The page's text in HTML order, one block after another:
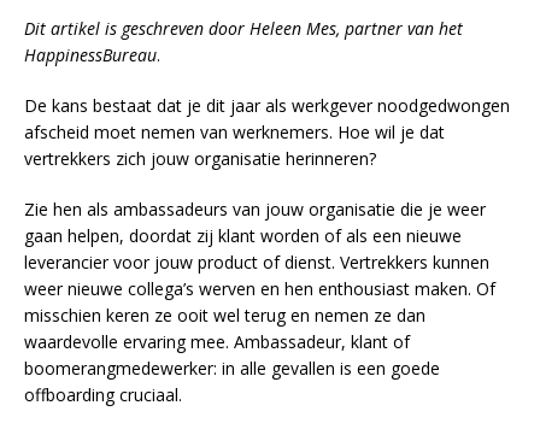
Dit artikel is geschreven door Heleen Mes, partner van het
HappinessBureau.
De kans bestaat dat je dit jaar als werkgever noodgedwongen
afscheid moet nemen van werknemers. Hoe wil je dat
vertrekkers zich jouw organisatie herinneren?
Zie hen als ambassadeurs van jouw organisatie die je weer
gaan helpen, doordat zij klant worden of als een nieuwe
leverancier voor jouw product of dienst. Vertrekkers kunnen
weer nieuwe collega’s werven en hen enthousiast maken. Of
misschien keren ze ooit wel terug en nemen ze dan
waardevolle ervaring mee. Ambassadeur, klant of
boomerangmedewerker: in alle gevallen is een goede
offboarding cruciaal.